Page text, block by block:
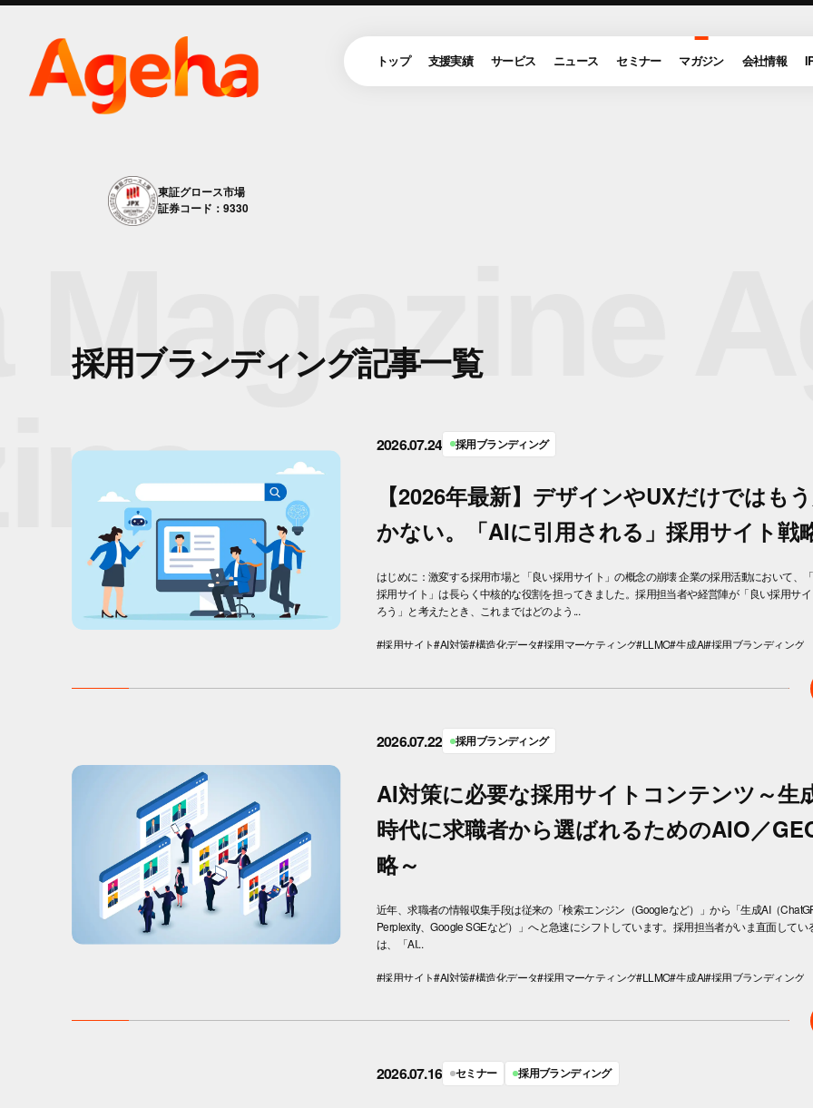
トップ 支援実績 サービス ニュース セミナー マガジン 会社情報
東証グロース市場
証券コード：9330
採用ブランディング記事一覧
2026.07.24 採用ブランディング
【2026年最新】デザインやUXだけではも
かない。「AIに引用される」採用サイト戦
はじめに：激変する採用市場と「良い採用サイト」の概念の崩壊 企業の採用活動において、
採用サイト」は長らく中核的な役割を担ってきました。採用担当者や経営陣が「良い採用サ
ろう」と考えたとき、これまではどのよう...
#採用サイト#AI対策#構造化データ#採用マーケティング#LLMO#生成AI#採用ブランディング
2026.07.22 採用ブランディング
AI対策に必要な採用サイトコンテンツ～生
時代に求職者から選ばれるためのAIO／
略～
近年、求職者の情報収集手段は従来の「検索エンジン（Googleなど）」から「生成AI（
Perplexity、Google SGEなど）」へと急速にシフトしています。採用担当者がいま直面してい
は、「AI...
#採用サイト#AI対策#構造化データ#採用マーケティング#LLMO#生成AI#採用ブランディング
2026.07.16 セミナー 採用ブランディング